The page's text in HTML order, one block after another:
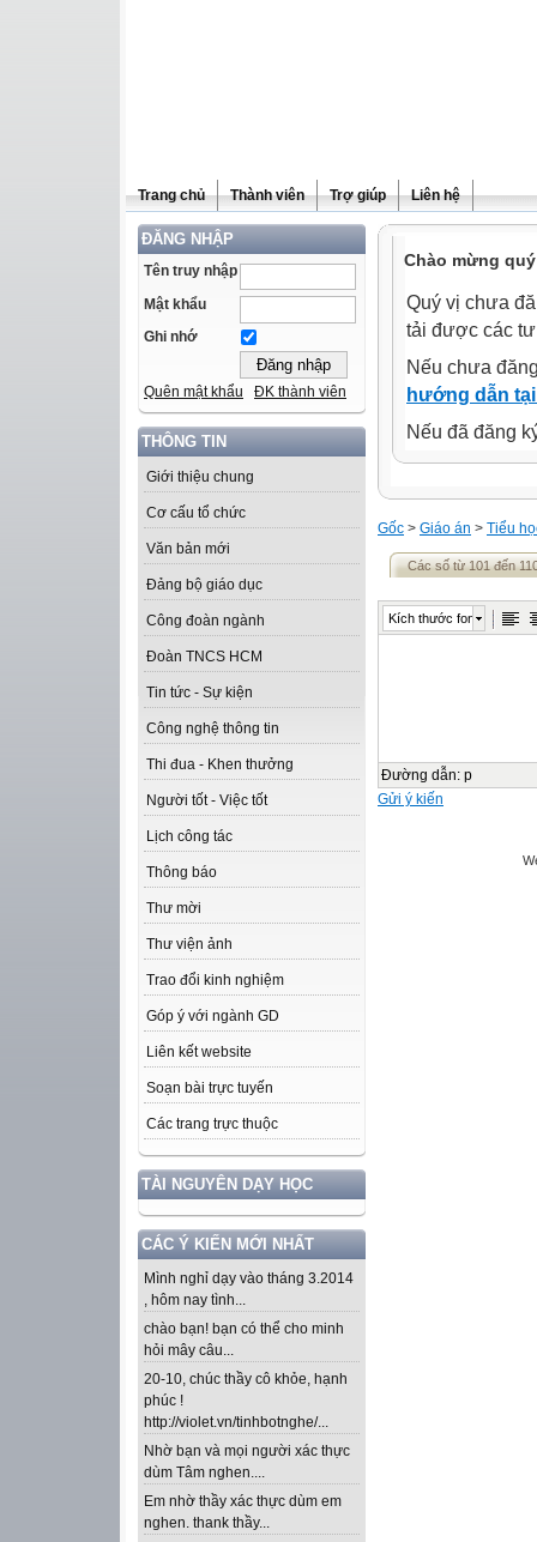
Trang chủ Thành viên Trợ giúp Liên hệ
ĐĂNG NHẬP
Tên truy nhập
Mật khẩu
Ghi nhớ
Quên mật khẩu ĐK thành viên
THÔNG TIN
Giới thiệu chung
Cơ cấu tổ chức
Văn bản mới
Đảng bộ giáo dục
Công đoàn ngành
Đoàn TNCS HCM
Tin tức - Sự kiện
Công nghệ thông tin
Thi đua - Khen thưởng
Người tốt - Việc tốt
Lịch công tác
Thông báo
Thư mời
Thư viện ảnh
Trao đổi kinh nghiệm
Góp ý với ngành GD
Liên kết website
Soạn bài trực tuyến
Các trang trực thuộc
TÀI NGUYÊN DẠY HỌC
CÁC Ý KIẾN MỚI NHẤT
Mình nghỉ dạy vào tháng 3.2014
, hôm nay tình...
chào bạn! bạn có thể cho minh
hỏi mây câu...
20-10, chúc thầy cô khỏe, hạnh
phúc !
http://violet.vn/tinhbotnghe/...
Nhờ bạn và mọi người xác thực
dùm Tâm nghen....
Em nhờ thầy xác thực dùm em
nghen. thank thầy...
Chào mừng
Quý vị chưa
tải được các
Nếu chưa
hướng dẫn
Nếu đã đăng
Gốc > Giáo án > Tiểu
Các số từ 101 đến
Kích thước font
Đường dẫn: p
Gửi ý kiến